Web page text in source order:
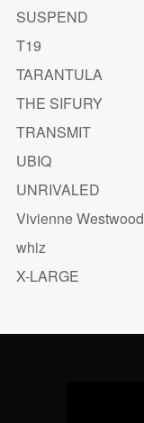
SUSPEND
T19
TARANTULA
THE SIFURY
TRANSMIT
UBIQ
UNRIVALED
Vivienne Westwood
whiz
X-LARGE